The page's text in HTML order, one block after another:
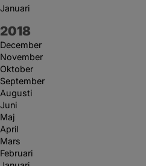
Januari
År:
2018
December
November
Oktober
September
Augusti
Juni
Maj
April
Mars
Februari